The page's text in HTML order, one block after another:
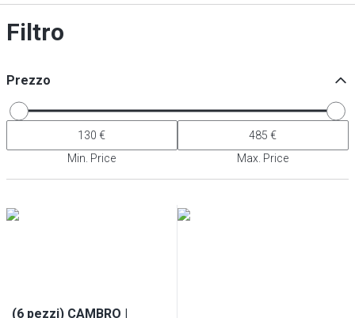
Filtro
Prezzo
Min. Price Max. Price
(6 pezzi) CAMBRO |